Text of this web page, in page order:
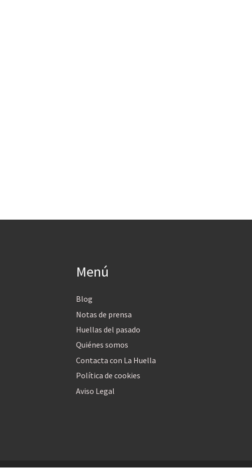
Menú
Blog
Notas de prensa
Huellas del pasado
Quiénes somos
Contacta con La Huella
Política de cookies
Aviso Legal